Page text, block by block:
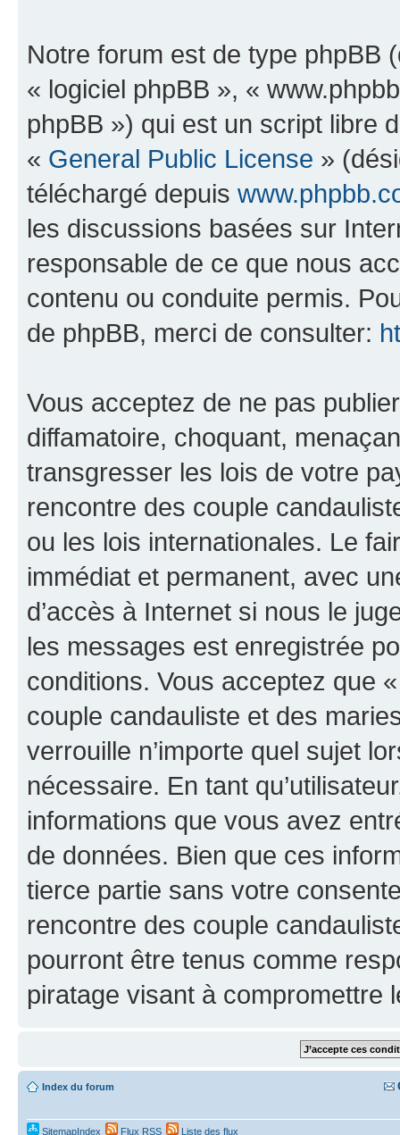
Notre forum est de type phpBB
« logiciel phpBB », «
phpBB ») qui est un script libre
« General Public License »
téléchargé depuis
les discussions basées sur
responsable de ce que nous
contenu ou conduite permis.
de phpBB, merci de consulter:
Vous acceptez de ne pas
diffamatoire, choquant,
transgresser les lois de votre
rencontre des couple
ou les lois internationales. Le
immédiat et permanent, avec
d’accès à Internet si nous le
les messages est enregistrée
conditions. Vous acceptez que
couple candauliste et des
verrouille n’importe quel sujet
nécessaire. En tant
informations que vous avez
de données. Bien que ces
tierce partie sans votre
rencontre des couple
pourront être tenus comme
piratage visant à compromettre
Index du forum
SitemapIndex Flux RSS Liste des flux